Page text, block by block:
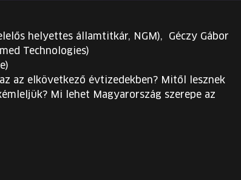
helyettes államtitkár, NGM), Géczy Gábor
Technologies)
az elkövetkező évtizedekben? Mitől lesznek
Mi lehet Magyarország szerepe az